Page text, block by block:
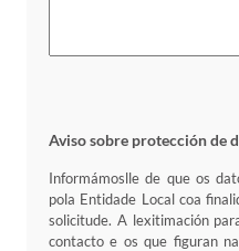
Aviso sobre protección de
Informámoslle de que os
pola Entidade Local coa
solicitude. A lexitimación
contacto e os que figuran